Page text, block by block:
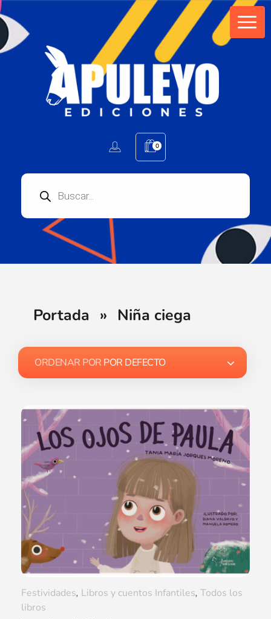
0
Portada » Niña ciega
ORDENAR POR POR DEFECTO
Festividades, Libros y cuentos Infantiles, Todos los
libros